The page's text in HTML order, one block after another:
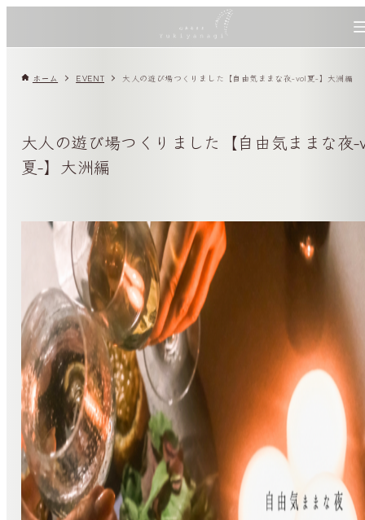
ホーム EVENT 大人の遊び場つくりました【自由気ままな夜-vol夏-】大洲編
大人の遊び場つくりました【自由気ままな夜
夏-】大洲編